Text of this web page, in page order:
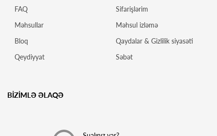
FAQ
Məhsullar
Bloq
Qeydiyyat
Sifarişlərim
Məhsul izləmə
Qaydalar & Gizlilik siyasəti
Səbət
BİZİMLƏ ƏLAQƏ